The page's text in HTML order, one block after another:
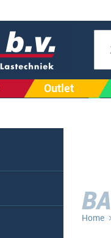
Outlet
Home